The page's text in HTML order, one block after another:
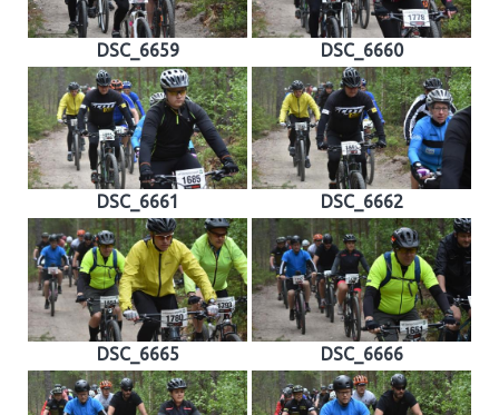
DSC_6659 DSC_6660
DSC_6661 DSC_6662
DSC_6665 DSC_6666